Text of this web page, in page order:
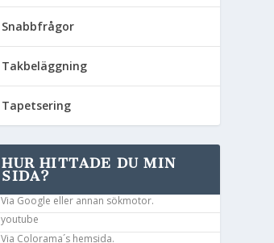
Snabbfrågor
Takbeläggning
Tapetsering
HUR HITTADE DU MIN
SIDA?
Via Google eller annan sökmotor.
youtube
Via Colorama´s hemsida.